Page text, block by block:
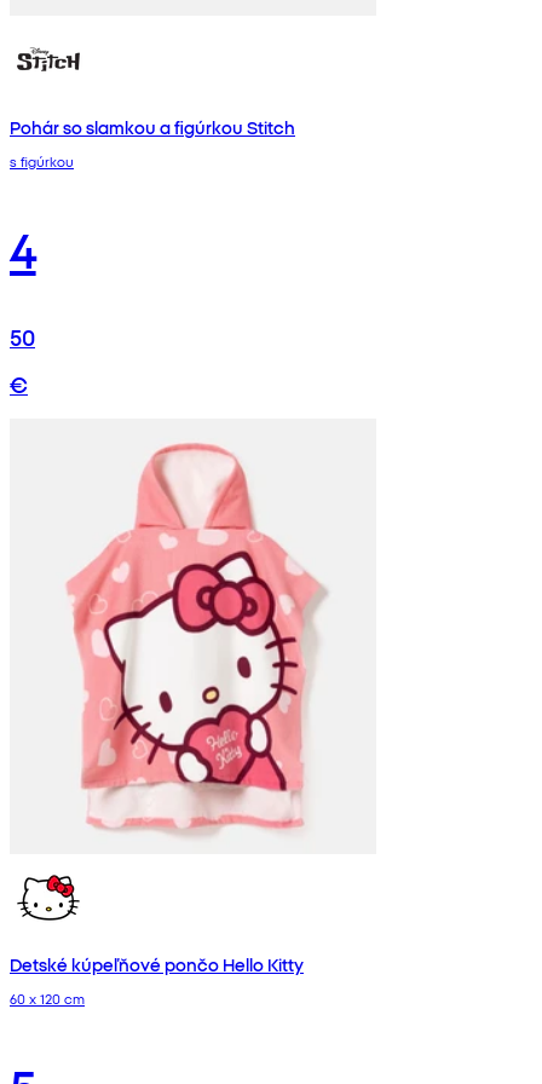
Pohár so slamkou a figúrkou Stitch
s figúrkou
4
50
€
Detské kúpeľňové pončo Hello Kitty
60 x 120 cm